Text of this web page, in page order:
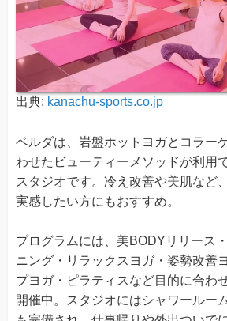
出典: kanachu-sports.co.jp
ベルダは、岩盤ホットヨガとコラー
わせたビューティーメソッドが利用
スタジオです。冷え改善や美肌など
実感したい方にもおすすめ。
プログラムには、美BODYリリース
ニング・リラックスヨガ・姿勢改善
プヨガ・ピラティスなど目的に合わ
開催中。スタジオにはシャワールー